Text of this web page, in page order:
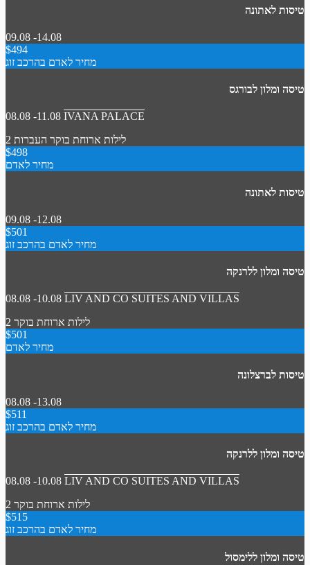
טיסות לאתונה
09.08 -14.08
$494
מחיר לאדם בהרכב זוג
טיסה ומלון לבורגס
08.08 -11.08 IVANA PALACE
2 לילות ארוחת בוקר העברות
$498
מחיר לאדם
טיסות לאתונה
09.08 -12.08
$501
מחיר לאדם בהרכב זוג
טיסה ומלון ללרנקה
08.08 -10.08 LIV AND CO SUITES AND VILLAS
2 לילות ארוחת בוקר
$501
מחיר לאדם
טיסות לברצלונה
08.08 -13.08
$511
מחיר לאדם בהרכב זוג
טיסה ומלון ללרנקה
08.08 -10.08 LIV AND CO SUITES AND VILLAS
2 לילות ארוחת בוקר
$515
מחיר לאדם בהרכב זוג
טיסה ומלון ללימסול